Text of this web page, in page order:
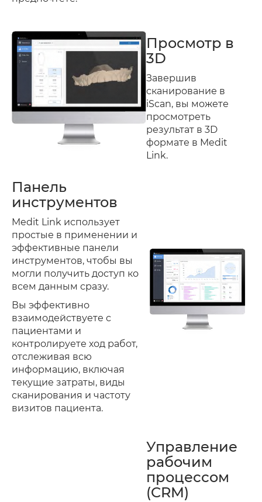
Просмотр в
3D
Завершив
сканирование в
iScan, вы можете
просмотреть
результат в 3D
формате в Medit
Link.
Панель
инструментов
Medit Link использует
простые в применении и
эффективные панели
инструментов, чтобы вы
могли получить доступ ко
всем данным сразу.
Вы эффективно
взаимодействуете с
пациентами и
контролируете ход работ,
отслеживая всю
информацию, включая
текущие затраты, виды
сканирования и частоту
визитов пациента.
Управление
рабочим
процессом
(CRM)